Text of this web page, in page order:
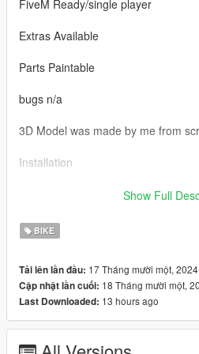
FiveM Ready/single player
Extras Available
Parts Paintable
bugs n/a
3D Model was made by me from
Installation
2. Open OpenIV and go to mods/
3. After that go to
mods/update/update.rpf/common/
Show Full
BIKE
Tải lên lần đầu: 17 Tháng mười một, 2024
Cập nhật lần cuối: 18 Tháng mười một,
Last Downloaded: 13 hours ago